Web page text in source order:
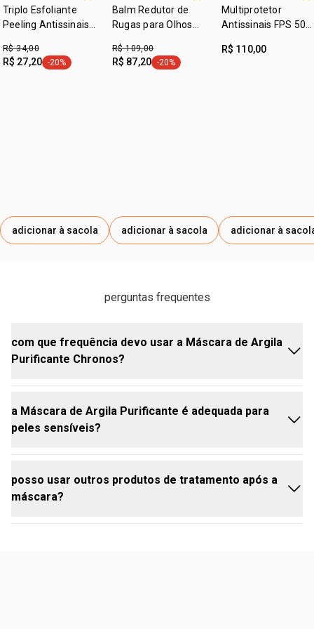
GUM, LENS ESCULENTA SEED EXTRACT, SODIUM
GLUCONATE, PHENOXYETHANOL, ETHYLHEXYLGLYCERIN,
SCOPARIOIDES LEAF OIL, SODIUM CHLORIDE,
CITRONELLOL, ALPHA-ISOMETHYL IONONE
Triplo Esfoliante
Peeling Antissinais
Derma
R$ 34,00
R$ 27,20 etiqueta -20%
-20%
adicionar à sacola
Balm Redutor de
Rugas para Olhos
R$ 109,00
R$ 87,20 etiqueta -20%
-20%
adicionar à sacola
Multiprotetor
Antissinais FPS 50
Derma
R$ 110,00
adicionar à
perguntas frequentes
com que frequência devo usar a Máscara de Argila
Purificante Chronos?
Recomenda-se o uso de 1 a 2 vezes por semana,
dependendo da necessidade da sua pele.
a Máscara de Argila Purificante é adequada para
peles sensíveis?
ela é ideal para peles mistas e oleosas, mas pode
ser usada com cuidado em peles sensíveis,
posso usar outros produtos de tratamento após a
máscara?